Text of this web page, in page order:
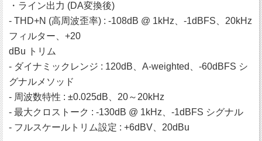
・ライン出力 (DA変換後)
- THD+N (高周波歪率) : ‐108dB @ 1kHz、‐1dBFS、20kHz
フィルター、+20
dBu トリム
- ダイナミックレンジ : 120dB、A‐weighted、‐60dBFS シ
グナルメソッド
- 周波数特性 : ±0.025dB、20～20kHz
- 最大クロストーク : ‐130dB @ 1kHz、‐1dBFS シグナル
- フルスケールトリム設定 : +6dBV、20dBu